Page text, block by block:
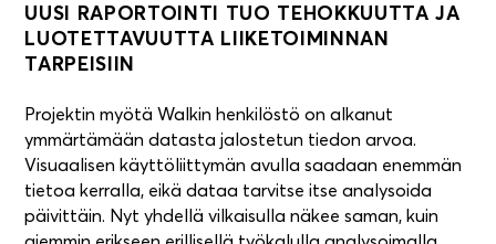
UUSI RAPORTOINTI TUO TEHOKKUUTTA JA
LUOTETTAVUUTTA LIIKETOIMINNAN
TARPEISIIN
Projektin myötä Walkin henkilöstö on alkanut
ymmärtämään datasta jalostetun tiedon arvoa.
Visuaalisen käyttöliittymän avulla saadaan enemmän
tietoa kerralla, eikä dataa tarvitse itse analysoida
päivittäin. Nyt yhdellä vilkaisulla näkee saman, kuin